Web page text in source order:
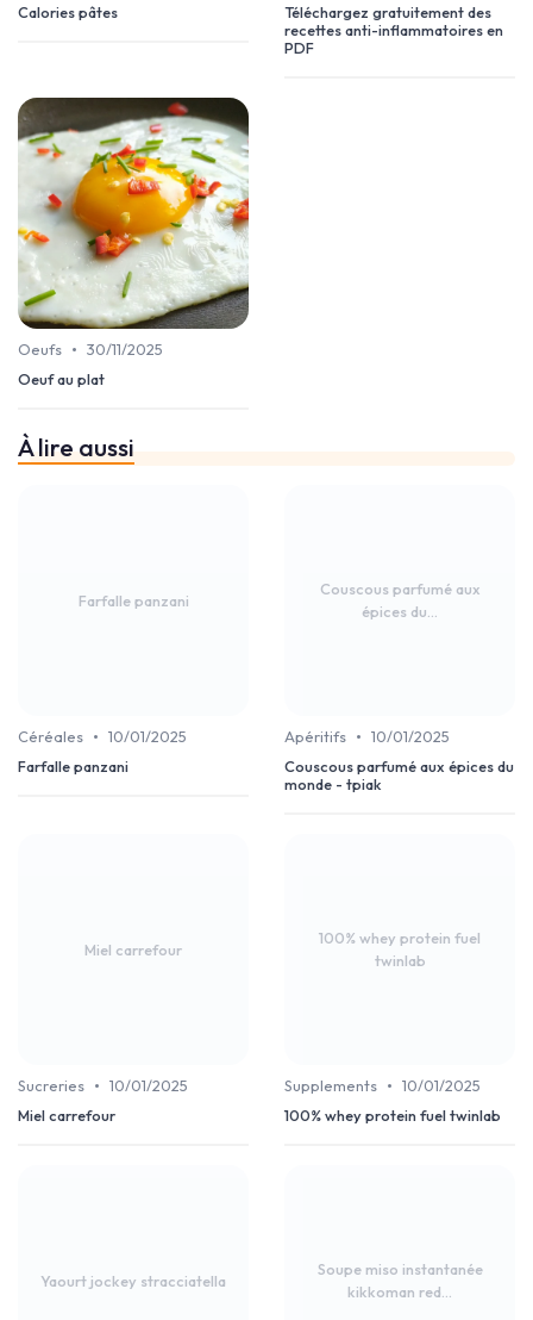
Calories pâtes
Téléchargez gratuitement des
recettes anti-inflammatoires en
PDF
Oeufs • 30/11/2025
Oeuf au plat
À lire aussi
Farfalle panzani
Céréales • 10/01/2025
Farfalle panzani
Couscous parfumé aux
épices du...
Apéritifs • 10/01/2025
Couscous parfumé aux épices du
monde - tpiak
Miel carrefour
Sucreries • 10/01/2025
Miel carrefour
100% whey protein fuel
twinlab
Supplements • 10/01/2025
100% whey protein fuel twinlab
Yaourt jockey stracciatella
Soupe miso instantanée
kikkoman red...